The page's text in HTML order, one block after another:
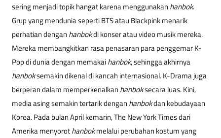
sering menjadi topik hangat karena menggunakan hanbok.
Grup yang mendunia seperti BTS atau Blackpink menarik
perhatian dengan hanbokdi konser atau video musik mereka.
Mereka membangkitkan rasa penasaran para penggemar K-
Pop di dunia dengan memakaihanbok, sehingga akhirnya
hanboksemakin dikenal di kancah internasional. K-Drama juga
berperan dalam memperkenalkan hanboksecara luas. Kini,
media asing semakin tertarik dengan hanbokdan kebudayaan
Korea. Pada bulan April kemarin, The New York Times dari
Amerika menyorothanbokmelalui perubahan kostum yang